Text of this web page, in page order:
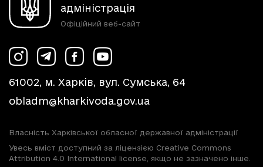
адміністрація
Офіційний веб-сайт
61002, м. Харків, вул. Сумська, 64
obladm@kharkivoda.gov.ua
Власність Харківської обласної державної адміністрації
Увесь вміст доступний за ліцензією Creative Commons
Attribution 4.0 International license, якщо не зазначено інше.